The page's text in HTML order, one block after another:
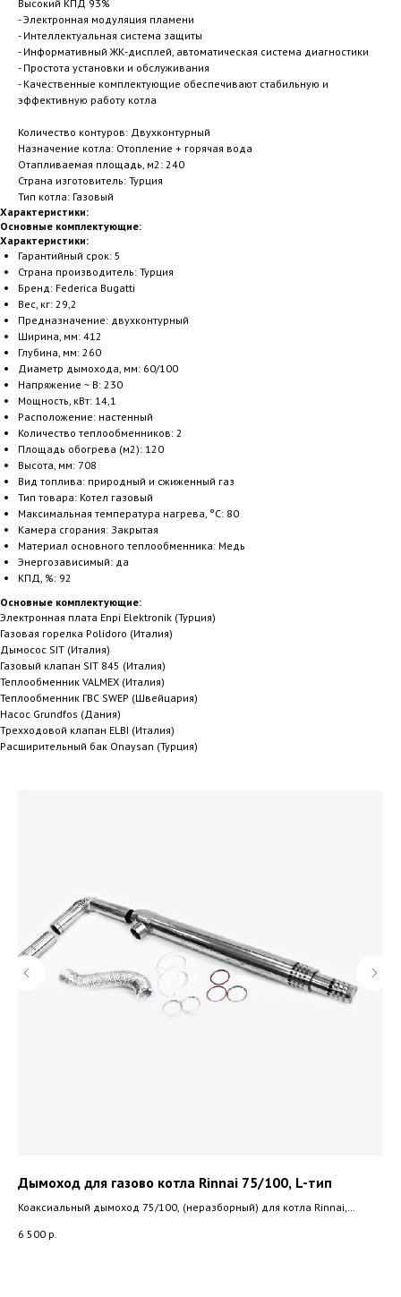
Высокий КПД 93%
- Электронная модуляция пламени
- Интеллектуальная система защиты
- Информативный ЖК-дисплей, автоматическая система диагностики
- Простота установки и обслуживания
- Качественные комплектующие обеспечивают стабильную и
эффективную работу котла
Количество контуров: Двухконтурный
Назначение котла: Отопление + горячая вода
Отапливаемая площадь, м2: 240
Страна изготовитель: Турция
Тип котла: Газовый
Характеристики:
Основные комплектующие:
Характеристики:
Гарантийный срок: 5
Страна производитель: Турция
Бренд: Federica Bugatti
Вес, кг: 29,2
Предназначение: двухконтурный
Ширина, мм: 412
Глубина, мм: 260
Диаметр дымохода, мм: 60/100
Напряжение ~ В: 230
Мощность, кВт: 14,1
Расположение: настенный
Количество теплообменников: 2
Площадь обогрева (м2): 120
Высота, мм: 708
Вид топлива: природный и сжиженный газ
Тип товара: Котел газовый
Максимальная температура нагрева, °С: 80
Камера сгорания: Закрытая
Материал основного теплообменника: Медь
Энергозависимый: да
КПД, %: 92
Основные комплектующие:
Электронная плата Enpi Elektronik (Турция)
Газовая горелка Polidoro (Италия)
Дымосос SIT (Италия)
Газовый клапан SIT 845 (Италия)
Теплообменник VALMEX (Италия)
Теплообменник ГВС SWEP (Швейцария)
Насос Grundfos (Дания)
Трехходовой клапан ELBI (Италия)
Расширительный бак Onaysan (Турция)
Дымоход для газово котла Rinnai 75/100, L-тип
Коаксиальный дымоход 75/100, (неразборный) для котла Rinnai,
6 500 р.